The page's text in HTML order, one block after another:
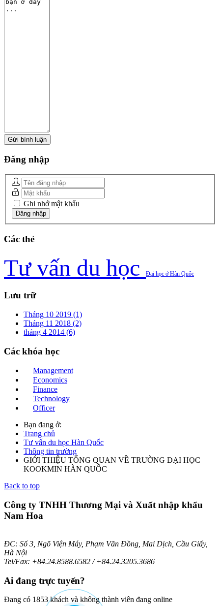
Đăng nhập
Ghi nhớ mật khẩu
Các thẻ
Tư vấn du học Đại học ở Hàn Quốc
Lưu trữ
Tháng 10 2019 (1)
Tháng 11 2018 (2)
tháng 4 2014 (6)
Các khóa học
Management
Economics
Finance
Technology
Officer
Bạn đang ở:
Trang chủ
Tư vấn du học Hàn Quốc
Thông tin trường
GIỚI THIỆU TỔNG QUAN VỀ TRƯỜNG ĐẠI HỌC
KOOKMIN HÀN QUỐC
Back to top
Công ty TNHH Thương Mại và Xuất nhập khẩu
Nam Hoa
ĐC: Số 3, Ngõ Viện Máy, Phạm Văn Đồng, Mai Dịch, Cầu Giấy,
Hà Nội
Tel/Fax: +84.24.8588.6582 / +84.24.3205.3686
Ai đang trực tuyến?
Đang có 1853 khách và không thành viên đang online